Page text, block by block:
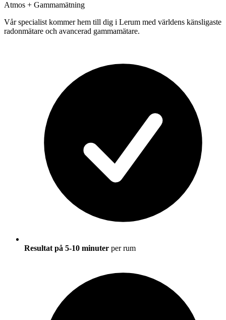
Atmos + Gammamätning
Vår specialist kommer hem till dig i Lerum med världens känsligaste
radonmätare och avancerad gammamätare.
Resultat på 5-10 minuter per rum